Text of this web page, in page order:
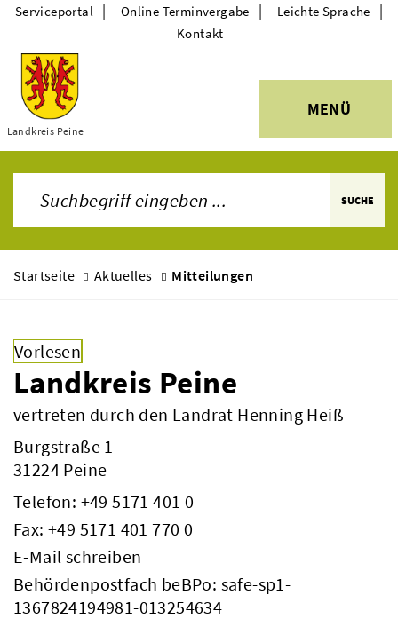
Themen
Landkreis Peine
MENÜ
Serviceportal | Online Terminvergabe | Leichte Sprache |
Kontakt
SUCHE
Startseite Aktuelles Mitteilungen
Vorlesen
Landkreis Peine
vertreten durch den Landrat Henning Heiß
Burgstraße 1
31224 Peine
Telefon: +49 5171 401 0
Fax: +49 5171 401 770 0
E-Mail schreiben
Behördenpostfach beBPo: safe-sp1-
1367824194981-013254634